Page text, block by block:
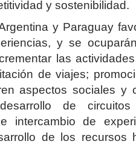
y sostenibilidad.
y Paraguay
y se
las
de viajes;
aspectos sociales y
de circuitos
intercambio de
de los recursos